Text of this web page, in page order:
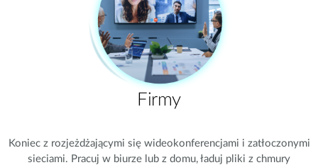
Firmy
Koniec z rozjeżdżającymi się wideokonferencjami i zatłoczonymi
sieciami. Pracuj w biurze lub z domu, ładuj pliki z chmury